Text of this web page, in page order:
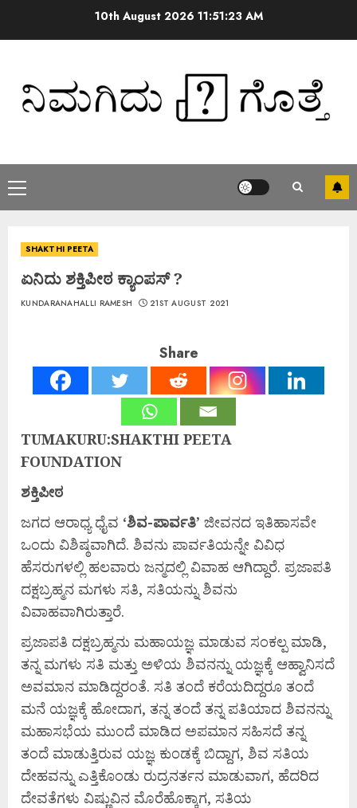
10th August 2026 11:51:23 AM
SHAKTHI PEETA
ಏನಿದು ಶಕ್ತಿಪೀಠ ಕ್ಯಾಂಪಸ್ ?
KUNDARANAHALLI RAMESH 21ST AUGUST 2021
Share
TUMAKURU:SHAKTHI PEETA
FOUNDATION
ಶಕ್ತಿಪೀಠ
ಜಗದ ಆರಾಧ್ಯ ಧೈವ ‘ಶಿವ-ಪಾರ್ವತಿ’ ಜೀವನದ ಇತಿಹಾಸವೇ
ಒಂದು ವಿಶಿಷ್ಠವಾಗಿದೆ. ಶಿವನು ಪಾರ್ವತಿಯನ್ನೇ ವಿವಿಧ
ಹೆಸರುಗಳಲ್ಲಿ ಹಲವಾರು ಜನ್ಮದಲ್ಲಿ ವಿವಾಹ ಆಗಿದ್ದಾರೆ. ಪ್ರಜಾಪತಿ
ದಕ್ಷಬ್ರಹ್ಮನ ಮಗಳು ಸತಿ, ಸತಿಯನ್ನು ಶಿವನು
ವಿವಾಹವಾಗಿರುತ್ತಾರೆ.
ಪ್ರಜಾಪತಿ ದಕ್ಷಬ್ರಹ್ಮನು ಮಹಾಯಜ್ಞ ಮಾಡುವ ಸಂಕಲ್ಪ ಮಾಡಿ,
ತನ್ನ ಮಗಳು ಸತಿ ಮತ್ತು ಅಳಿಯ ಶಿವನನ್ನು ಯಜ್ಞಕ್ಕೆ ಆಹ್ವಾನಿಸದೆ
ಅವಮಾನ ಮಾಡಿದ್ದರಂತೆ. ಸತಿ ತಂದೆ ಕರೆಯದಿದ್ದರೂ ತಂದೆ
ಮನೆ ಯಜ್ಞಕ್ಕೆ ಹೋದಾಗ, ತನ್ನ ತಂದೆ ತನ್ನ ಪತಿಯಾದ ಶಿವನನ್ನು
ಮಹಾಸಭೆಯ ಮುಂದೆ ಮಾಡಿದ ಅಪಮಾನ ಸಹಿಸದೆ ತನ್ನ
ತಂದೆ ಮಾಡುತ್ತಿರುವ ಯಜ್ಞ ಕುಂಡಕ್ಕೆ ಬಿದ್ದಾಗ, ಶಿವ ಸತಿಯ
ದೇಹವನ್ನು ಎತ್ತಿಕೊಂಡು ರುದ್ರನರ್ತನ ಮಾಡುವಾಗ, ಹೆದರಿದ
ದೇವತೆಗಳು ವಿಷ್ಣುವಿನ ಮೊರೆಹೊಕ್ಕಾಗ, ಸತಿಯ